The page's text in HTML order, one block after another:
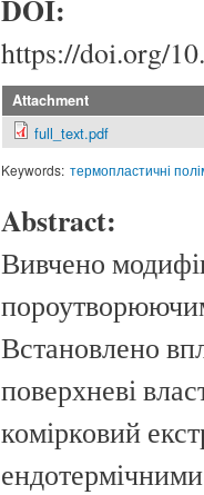
DOI:
https://doi.org/
Attachment
full_text.pdf
Keywords: термопластичні
Abstract:
Вивчено
Встановлено
поверхневі
комірковий